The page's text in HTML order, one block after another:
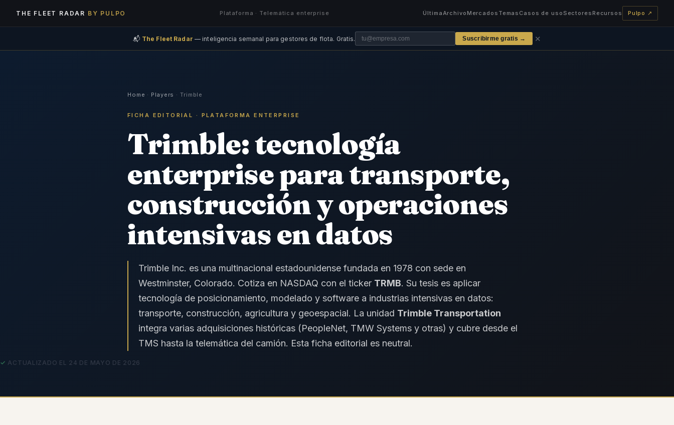
THE FLEET RADAR BY PULPO Plataforma · Telemática enterprise ÚltimaArchivo Mercados Temas Casos de usoSectores Recursos Pulpo ↗
📬 The Fleet Radar — inteligencia semanal para gestores de flota. Gratis. Suscribirme gratis → ✕
Home · Players · Trimble
FICHA EDITORIAL · PLATAFORMA ENTERPRISE
Trimble: tecnología
enterprise para transporte,
construcción y operaciones
intensivas en datos
Trimble Inc. es una multinacional estadounidense fundada en 1978 con sede en
Westminster, Colorado. Cotiza en NASDAQ con el ticker TRMB. Su tesis es aplicar
tecnología de posicionamiento, modelado y software a industrias intensivas en datos:
transporte, construcción, agricultura y geoespacial. La unidad Trimble Transportation
integra varias adquisiciones históricas (PeopleNet, TMW Systems y otras) y cubre desde el
TMS hasta la telemática del camión. Esta ficha editorial es neutral.
ACTUALIZADO EL 24 DE MAYO DE 2026